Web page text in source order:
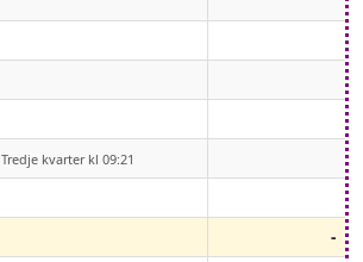
Tredje kvarter kl 09:21
-